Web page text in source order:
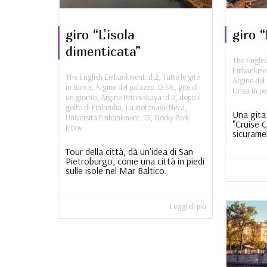
giro “L'isola
dimenticata”
The English Embankment. d.2 Tutte le gite
in barca Argine del palazzo. D.36 gite di
un giorno Argine Petrovskaya. d.2 dopo il
golfo di Finlandia La motonave Neva
Università Embankment. 15 Gorky Park.
Kirov
Tour della città, dà un'idea di San
Pietroburgo, come una città in piedi
sulle isole nel Mar Baltico.
Leggi di più
giro
The
Argine
Linea in
Una
"Cruise